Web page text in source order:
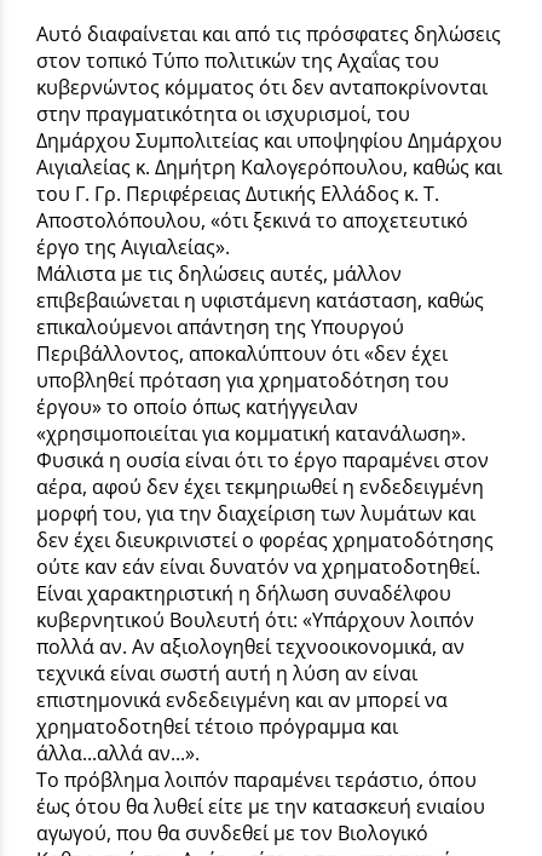
Αυτό διαφαίνεται και από τις πρόσφατες δηλώσεις
στον τοπικό Τύπο πολιτικών της Αχαΐας του
κυβερνώντος κόμματος ότι δεν ανταποκρίνονται
στην πραγματικότητα οι ισχυρισμοί, του
Δημάρχου Συμπολιτείας και υποψηφίου Δημάρχου
Αιγιαλείας κ. Δημήτρη Καλογερόπουλου, καθώς και
του Γ. Γρ. Περιφέρειας Δυτικής Ελλάδος κ. Τ.
Αποστολόπουλου, «ότι ξεκινά το αποχετευτικό
έργο της Αιγιαλείας».
Μάλιστα με τις δηλώσεις αυτές, μάλλον
επιβεβαιώνεται η υφιστάμενη κατάσταση, καθώς
επικαλούμενοι απάντηση της Υπουργού
Περιβάλλοντος, αποκαλύπτουν ότι «δεν έχει
υποβληθεί πρόταση για χρηματοδότηση του
έργου» το οποίο όπως κατήγγειλαν
«χρησιμοποιείται για κομματική κατανάλωση».
Φυσικά η ουσία είναι ότι το έργο παραμένει στον
αέρα, αφού δεν έχει τεκμηριωθεί η ενδεδειγμένη
μορφή του, για την διαχείριση των λυμάτων και
δεν έχει διευκρινιστεί ο φορέας χρηματοδότησης
ούτε καν εάν είναι δυνατόν να χρηματοδοτηθεί.
Είναι χαρακτηριστική η δήλωση συναδέλφου
κυβερνητικού Βουλευτή ότι: «Υπάρχουν λοιπόν
πολλά αν. Αν αξιολογηθεί τεχνοοικονομικά, αν
τεχνικά είναι σωστή αυτή η λύση αν είναι
επιστημονικά ενδεδειγμένη και αν μπορεί να
χρηματοδοτηθεί τέτοιο πρόγραμμα και
άλλα...αλλά αν...».
Το πρόβλημα λοιπόν παραμένει τεράστιο, όπου
έως ότου θα λυθεί είτε με την κατασκευή ενιαίου
αγωγού, που θα συνδεθεί με τον Βιολογικό